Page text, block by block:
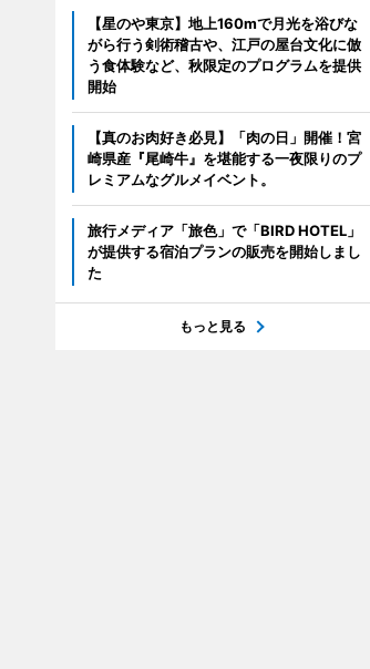
【星のや東京】地上160mで月光を浴びな
がら行う剣術稽古や、江戸の屋台文化に倣
う食体験など、秋限定のプログラムを提供
開始
【真のお肉好き必見】「肉の日」開催！宮
崎県産『尾崎牛』を堪能する一夜限りのプ
レミアムなグルメイベント。
旅行メディア「旅色」で「BIRD HOTEL」
が提供する宿泊プランの販売を開始しまし
た
もっと見る